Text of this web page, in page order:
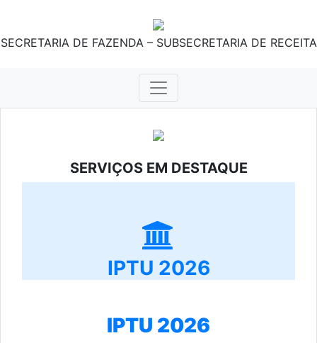
SECRETARIA DE FAZENDA – SUBSECRETARIA DE RECEITA
SERVIÇOS EM DESTAQUE
IPTU 2026
IPTU 2026